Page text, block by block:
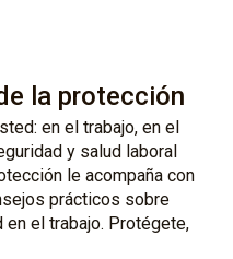
la protección
en el trabajo, en el
y salud laboral
le acompaña con
prácticos sobre
en el trabajo. Protégete,